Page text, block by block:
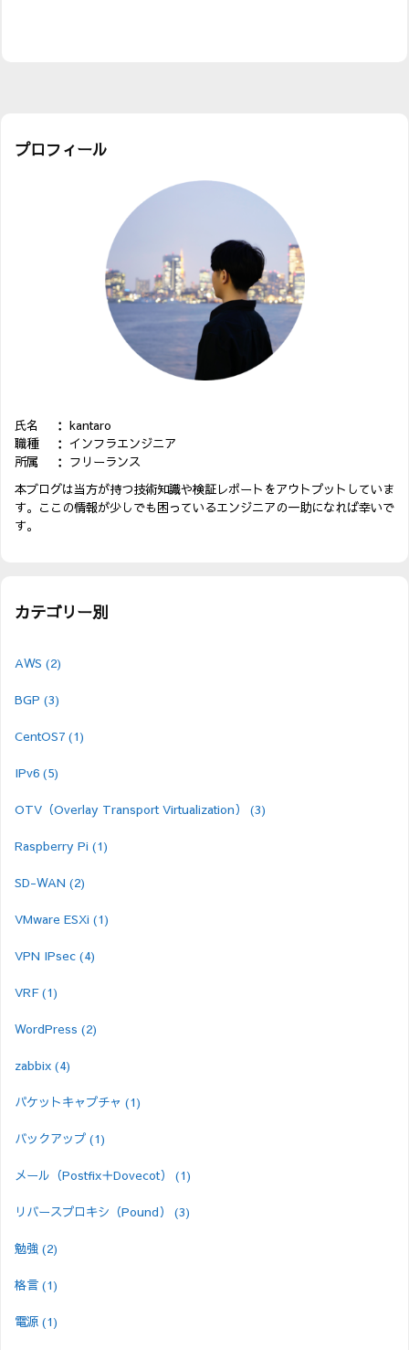
プロフィール
氏名 ： kantaro
職種 ： インフラエンジニア
所属 ： フリーランス
本ブログは当方が持つ技術知識や検証レポートをアウトプットしていま
す。ここの情報が少しでも困っているエンジニアの一助になれば幸いで
す。
カテゴリー別
AWS (2)
BGP (3)
CentOS7 (1)
IPv6 (5)
OTV（Overlay Transport Virtualization） (3)
Raspberry Pi (1)
SD-WAN (2)
VMware ESXi (1)
VPN IPsec (4)
VRF(1)
WordPress (2)
zabbix (4)
パケットキャプチャ (1)
バックアップ (1)
メール（Postfix＋Dovecot） (1)
リバースプロキシ（Pound） (3)
勉強 (2)
格言 (1)
電源 (1)